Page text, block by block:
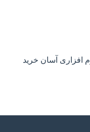
افزاری آسان خرید